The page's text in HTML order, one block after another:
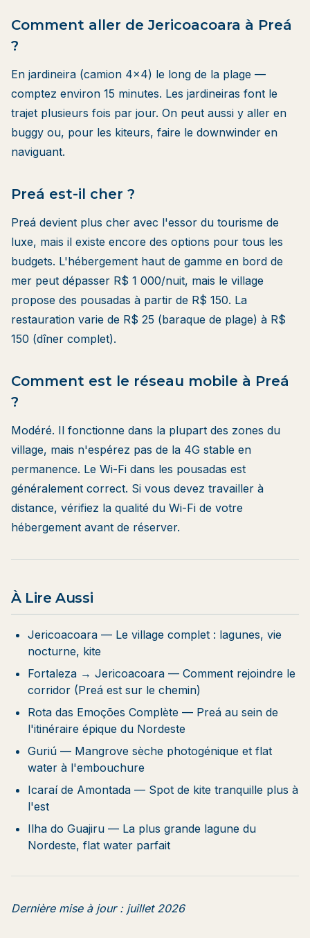
Comment aller de Jericoacoara à Preá
?
En jardineira (camion 4×4) le long de la plage —
comptez environ 15 minutes. Les jardineiras font le
trajet plusieurs fois par jour. On peut aussi y aller en
buggy ou, pour les kiteurs, faire le downwinder en
naviguant.
Preá est-il cher ?
Preá devient plus cher avec l'essor du tourisme de
luxe, mais il existe encore des options pour tous les
budgets. L'hébergement haut de gamme en bord de
mer peut dépasser R$ 1 000/nuit, mais le village
propose des pousadas à partir de R$ 150. La
restauration varie de R$ 25 (baraque de plage) à R$
150 (dîner complet).
Comment est le réseau mobile à Preá
?
Modéré. Il fonctionne dans la plupart des zones du
village, mais n'espérez pas de la 4G stable en
permanence. Le Wi-Fi dans les pousadas est
généralement correct. Si vous devez travailler à
distance, vérifiez la qualité du Wi-Fi de votre
hébergement avant de réserver.
À Lire Aussi
Jericoacoara — Le village complet : lagunes, vie
nocturne, kite
Fortaleza → Jericoacoara — Comment rejoindre le
corridor (Preá est sur le chemin)
Rota das Emoções Complète — Preá au sein de
l'itinéraire épique du Nordeste
Guriú — Mangrove sèche photogénique et flat
water à l'embouchure
Icaraí de Amontada — Spot de kite tranquille plus à
l'est
Ilha do Guajiru — La plus grande lagune du
Nordeste, flat water parfait
Dernière mise à jour : juillet 2026